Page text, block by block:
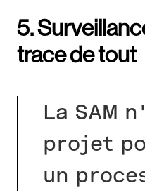
5.
trace de tout
La SAM
projet
un